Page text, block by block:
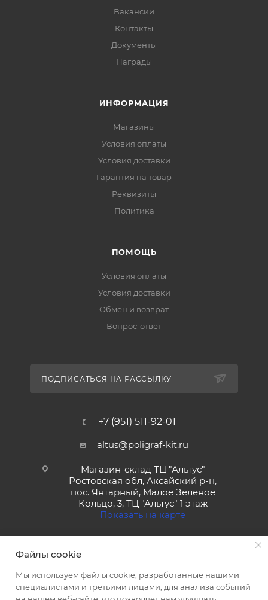
Вакансии
Контакты
Документы
Награды
ИНФОРМАЦИЯ
Магазины
Условия оплаты
Условия доставки
Гарантия на товар
Реквизиты
Политика
ПОМОЩЬ
Условия оплаты
Условия доставки
Обмен и возврат
Вопрос-ответ
ПОДПИСАТЬСЯ НА РАССЫЛКУ
+7 (951) 511-92-01
altus@poligraf-kit.ru
Магазин-склад ТЦ "Альтус"
Ростовская обл, Аксайский р-н,
пос. Янтарный, Малое Зеленое
Кольцо, 3, ТЦ "Альтус" 1 этаж
Показать на карте
Файлы cookie
Мы используем файлы cookie, разработанные нашими
специалистами и третьими лицами, для анализа событий